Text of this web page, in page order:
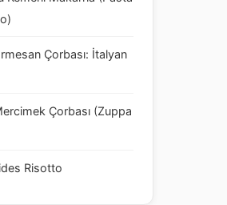
Çorbası: İtalyan
Çorbası (Zuppa
Risotto